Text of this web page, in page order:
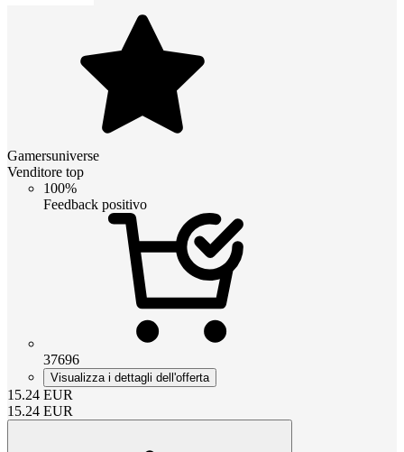
Gamersuniverse
Venditore top
100%
Feedback positivo
37696
Visualizza i dettagli dell'offerta
15.24 EUR
15.24 EUR